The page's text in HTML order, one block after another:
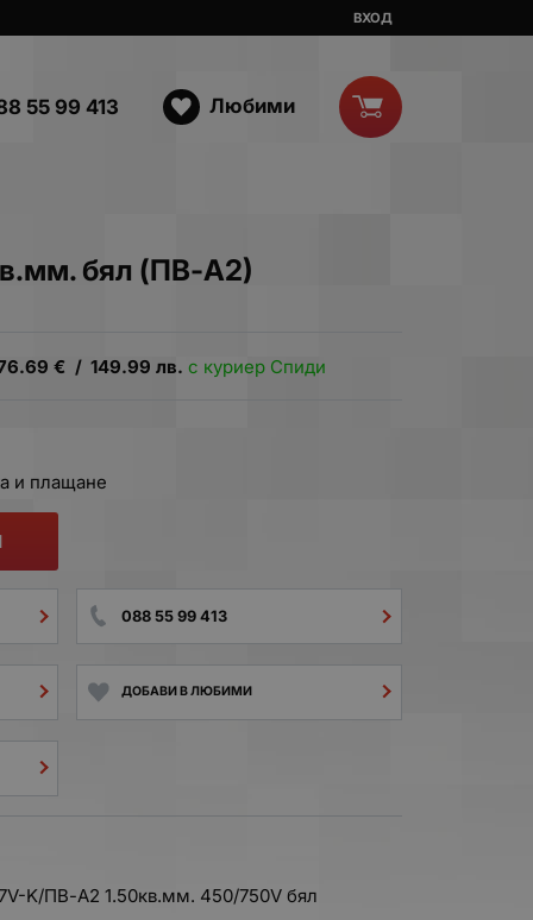
ВХОД
55 99 413 Любими
бял (ПВ-А2)
€ / 149.99 лв. с куриер Спиди
и плащане
088 55 99 413
ДОБАВИ В ЛЮБИМИ
K/ПВ-А2 1.50кв.мм. 450/750V бял